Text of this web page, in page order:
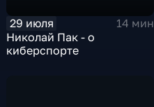
29 июля
14 мин
Николай Пак - о
киберспорте